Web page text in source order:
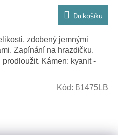
Do košíku
zdobený jemnými
Zapínání na hrazdičku.
Kámen: kyanit -
Kód: B1475LB